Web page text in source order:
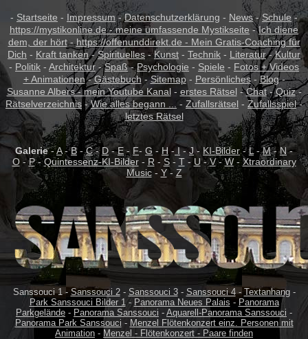
- Startseite - Impressum-Datenschutzerklärung - News-Schule-
https://mystikonline.de - meine umfassende Mystikseite -Ich diene
dem, der hört-https://offenunddirekt.de - Mein Gratis-Coaching für
Dich - Kraft tanken-Spirituelles -Kunst - Technik - Literatur-Kultur
- Politik - Architektur -Spaß- Psychologie - Spiele - Fotos + Videos
+ Animationen-Gästebuch-Sitemap- Persönliches-Blog-
Susanne Albers - mein Youtube Kanal- erstes Rätsel -Chat-Quiz-
Rätselverzeichnis -Wie alles begann ... - Zufallsrätsel - Zufallsspiel-
letztes Rätsel
Galerie-A-B-C-D -E - F- G - H - I-J- KI-Bilder-L -M-N-
O-P-Quintessenz-KI-Bilder- R - S- T- U-V-W- Xtraordinary
Music- Y- Z
Sanssouci 1 - Sanssouci 2- Sanssouci 3- Sanssouci 4- Textanhang-
Park Sanssouci Bilder 1- Panorama Neues Palais - Panorama
Parkgelände - Panorama Sanssouci - Aquarell-Panorama Sanssouci -
Panorama Park Sanssouci - Menzel Flötenkonzert einz. Personen mit
Animation - Menzel - Flötenkonzert - Paare finden